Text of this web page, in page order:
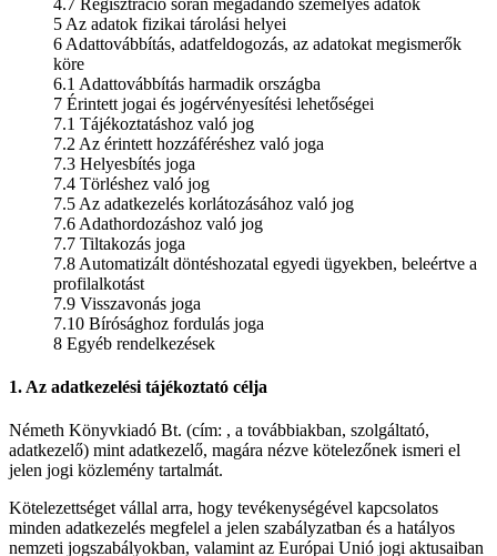
5 Az adatok fizikai tárolási helyei
6 Adattovábbítás, adatfeldogozás, az adatokat megismerők
köre
6.1 Adattovábbítás harmadik országba
7 Érintett jogai és jogérvényesítési lehetőségei
7.1 Tájékoztatáshoz való jog
7.2 Az érintett hozzáféréshez való joga
7.3 Helyesbítés joga
7.4 Törléshez való jog
7.5 Az adatkezelés korlátozásához való jog
7.6 Adathordozáshoz való jog
7.7 Tiltakozás joga
7.8 Automatizált döntéshozatal egyedi ügyekben, beleértve a
profilalkotást
7.9 Visszavonás joga
7.10 Bírósághoz fordulás joga
8 Egyéb rendelkezések
1. Az adatkezelési tájékoztató célja
Németh Könyvkiadó Bt. (cím: , a továbbiakban, szolgáltató,
adatkezelő) mint adatkezelő, magára nézve kötelezőnek ismeri el
jelen jogi közlemény tartalmát.
Kötelezettséget vállal arra, hogy tevékenységével kapcsolatos
minden adatkezelés megfelel a jelen szabályzatban és a hatályos
nemzeti jogszabályokban, valamint az Európai Unió jogi aktusaiban